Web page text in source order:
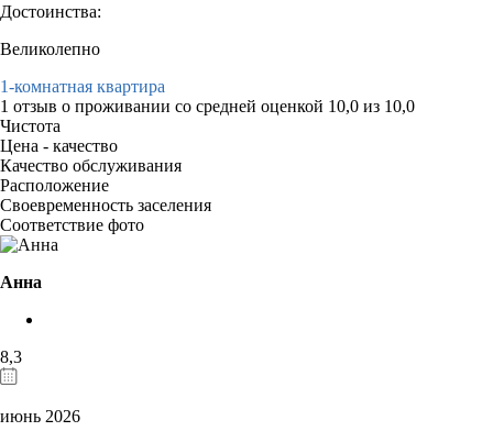
Достоинства:
Великолепно
1-комнатная квартира
1 отзыв о проживании со средней оценкой 10,0 из 10,0
Чистота
Цена - качество
Качество обслуживания
Расположение
Своевременность заселения
Соответствие фото
Анна
8,3
июнь 2026